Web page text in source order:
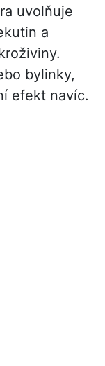
uvolňuje
a
bylinky,
efekt navíc.